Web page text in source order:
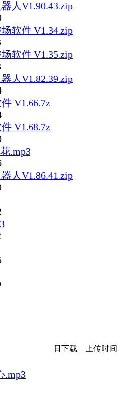
人V1.90.43.zip
软件 V1.34.zip
软件 V1.35.zip
人V1.82.39.zip
V1.66.7z
V1.68.7z
.mp3
人V1.86.41.zip
上传时间
日下载
.mp3